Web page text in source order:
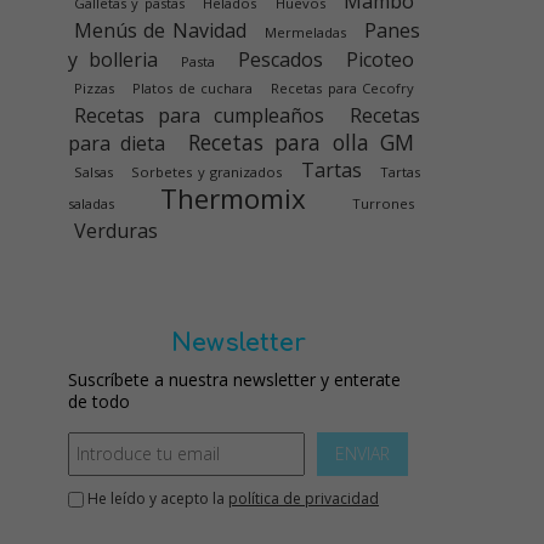
Menús de Navidad
Mermeladas
Panes
y bolleria
Pasta Pescados Picoteo
Pizzas Platos de cuchara Recetas para Cecofry
Recetas para cumpleaños
Recetas
para dieta
Recetas para olla GM
Salsas Sorbetes y granizados Tartas
Tartas
saladas
Thermomix Turrones
Verduras
Newsletter
Suscríbete a nuestra newsletter y enterate
de todo
ENVIAR
He leído y acepto la política de privacidad